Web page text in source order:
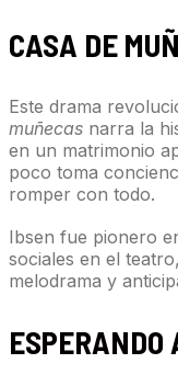
CASA DE
Este drama
muñecas narra la
en un matrimonio
poco toma
romper con todo.
Ibsen fue pionero
sociales en el
melodrama y
ESPERANDO